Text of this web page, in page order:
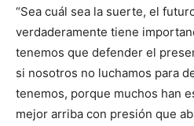
“Sea cuál sea la suerte, el
verdaderamente tiene
tenemos que defender el
si nosotros no luchamos para
tenemos, porque muchos han
mejor arriba con presión que